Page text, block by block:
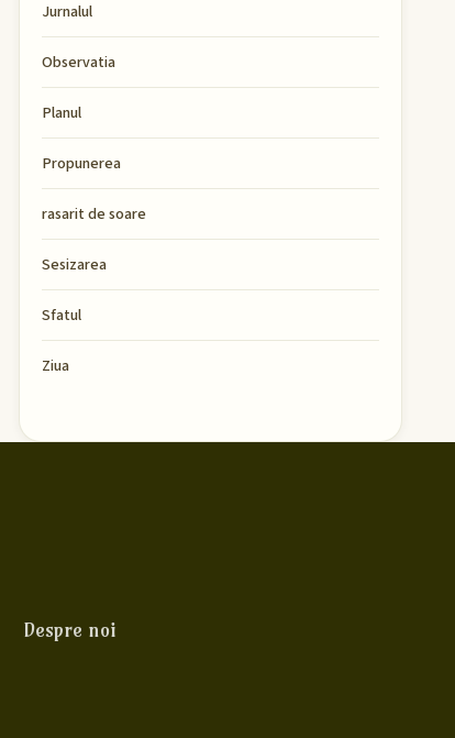
Jurnalul
Observatia
Planul
Propunerea
rasarit de soare
Sesizarea
Sfatul
Ziua
Despre noi